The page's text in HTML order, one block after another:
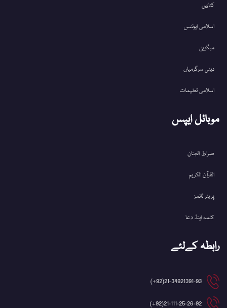
کتابیں
اسلامی ایونٹس
میگزین
دینی سرگرمیاں
اسلامی تعلیمات
موبائل ایپس
صراط الجنان
القرآن الکریم
پریئر ٹائمز
کلمہ اینڈ دعا
رابطہ کےلئے
21-34921391-93(92+)
21-111-25-26-92(92+)